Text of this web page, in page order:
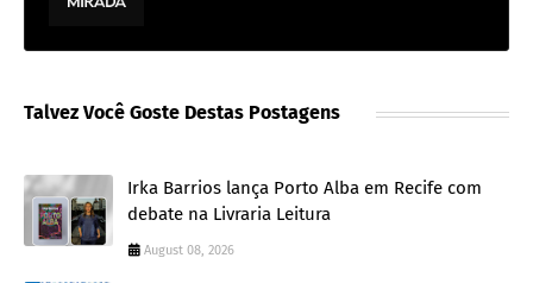
Talvez Você Goste Destas Postagens
Irka Barrios lança Porto Alba em Recife com
debate na Livraria Leitura
August 08, 2026